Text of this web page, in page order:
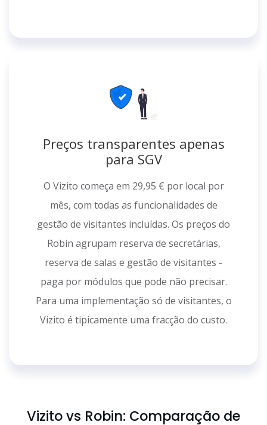
Preços transparentes apenas
para SGV
O Vizito começa em 29,95 € por local por
mês, com todas as funcionalidades de
gestão de visitantes incluídas. Os preços do
Robin agrupam reserva de secretárias,
reserva de salas e gestão de visitantes -
paga por módulos que pode não precisar.
Para uma implementação só de visitantes, o
Vizito é tipicamente uma fracção do custo.
Vizito vs Robin: Comparação de